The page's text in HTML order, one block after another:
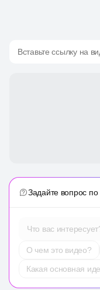
Вставьте ссылку на
Задайте вопрос по
Что вас
О чем это видео?
Какая основная